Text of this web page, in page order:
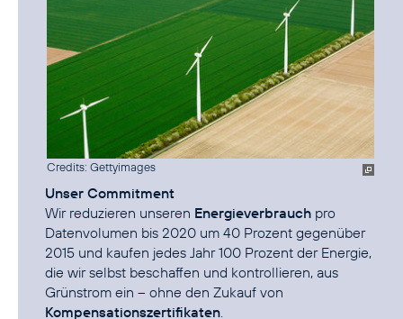
Credits: Gettyimages
Unser Commitment
Wir reduzieren unseren Energieverbrauch pro
Datenvolumen bis 2020 um 40 Prozent gegenüber
2015 und kaufen jedes Jahr 100 Prozent der Energie,
die wir selbst beschaffen und kontrollieren, aus
Grünstrom ein – ohne den Zukauf von
Kompensationszertifikaten